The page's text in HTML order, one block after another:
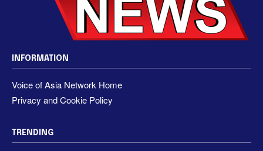
INFORMATION
Voice of Asia Network Home
Privacy and Cookie Policy
TRENDING